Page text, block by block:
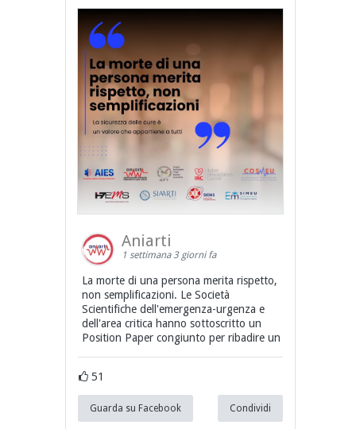
Aniarti
1 settimana 3 giorni fa
La morte di una persona merita rispetto,
non semplificazioni. Le Società
Scientifiche dell'emergenza-urgenza e
dell'area critica hanno sottoscritto un
Position Paper congiunto per ribadire un
51
Guarda su Facebook Condividi